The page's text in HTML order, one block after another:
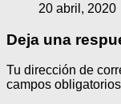
20 abril, 2020
Deja una
Tu dirección de
campos